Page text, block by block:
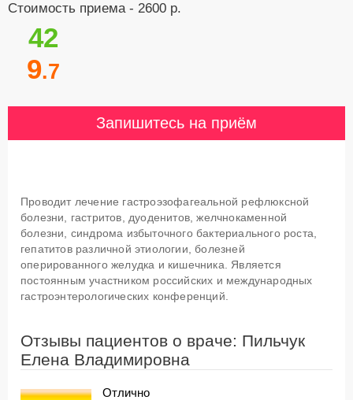
Стоимость приема - 2600 р.
42
9.7
Запишитесь на приём
Проводит лечение гастроэзофагеальной рефлюксной
болезни, гастритов, дуоденитов, желчнокаменной
болезни, синдрома избыточного бактериального роста,
гепатитов различной этиологии, болезней
оперированного желудка и кишечника. Является
постоянным участником российских и международных
гастроэнтерологических конференций.
Отзывы пациентов о враче: Пильчук
Елена Владимировна
Отлично